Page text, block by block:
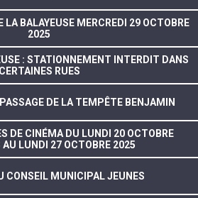
LA BALAYEUSE MERCREDI 29 OCTOBRE
2025
: STATIONNEMENT INTERDIT DANS
CERTAINES RUES
DE LA TEMPÊTE BENJAMIN
DE CINÉMA DU LUNDI 20 OCTOBRE
AU LUNDI 27 OCTOBRE 2025
CONSEIL MUNICIPAL JEUNES